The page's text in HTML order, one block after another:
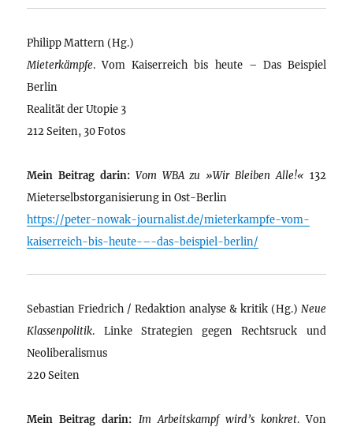
Philipp Mattern (Hg.)
Mieterkämpfe. Vom Kaiserreich bis heute – Das Beispiel
Berlin
Realität der Utopie 3
212 Seiten, 30 Fotos
Mein Beitrag darin: Vom WBA zu »Wir Bleiben Alle!« 132
Mieterselbstorganisierung in Ost-Berlin
https://peter-nowak-journalist.de/mieterkampfe-vom-
kaiserreich-bis-heute-–-das-beispiel-berlin/
Sebastian Friedrich / Redaktion analyse & kritik (Hg.) Neue
Klassenpolitik. Linke Strategien gegen Rechtsruck und
Neoliberalismus
220 Seiten
Mein Beitrag darin: Im Arbeitskampf wird’s konkret. Von